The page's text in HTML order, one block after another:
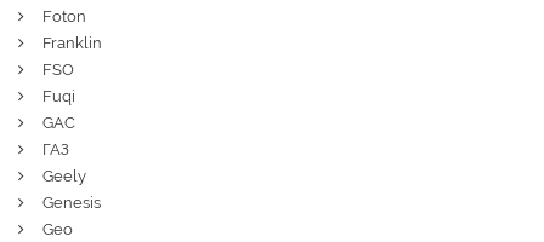
Foton
Franklin
FSO
Fuqi
GAC
ГАЗ
Geely
Genesis
Geo